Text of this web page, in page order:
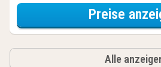
Preise
Alle